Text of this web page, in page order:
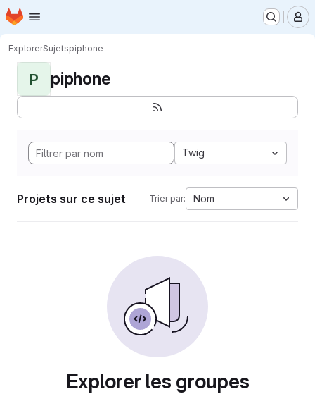
Passer au contenu principal
Page d'accueil
ExplorerSujetspiphone
P piphone
Twig
Projets sur ce sujet Trier par: Nom
Explorer les groupes